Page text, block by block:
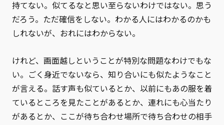
持てない。似てるなと思い至らないわけではない。思う
だろう。ただ確信をしない。わかる人にはわかるのかも
しれないが、おれにはわからない。
けれど、画面越しということが特別な問題なわけでもな
い。ごく身近でないなら、知り合いにも似たようなこと
が言える。話す声も似ているとか、以前にもあの服を着
ているところを見たことがあるとか、連れにも心当たり
があるとか、ここが待ち合わせ場所で待ち合わせの相手